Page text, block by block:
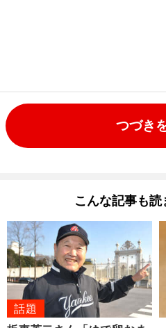
つづき
こんな記事も
話題